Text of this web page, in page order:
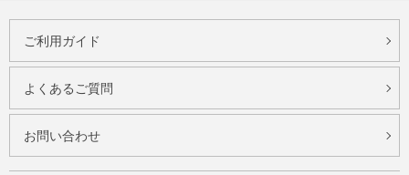
ご利用ガイド
よくあるご質問
お問い合わせ